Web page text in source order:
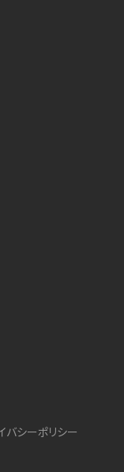
バシーポリシー